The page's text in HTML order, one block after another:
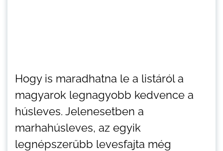
Hogy is maradhatna le a listáról a
magyarok legnagyobb kedvence a
húsleves. Jelenesetben a
marhahúsleves, az egyik
legnépszerűbb levesfajta még